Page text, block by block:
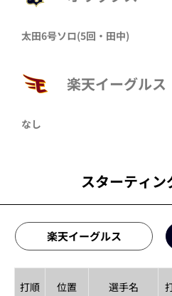
太田6号ソロ(5回・ 田中)
楽天イーグルス
なし
スターティン
楽天イーグルス
打順 位置 選手名